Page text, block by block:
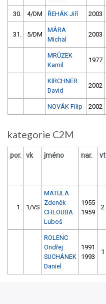
30. 4/DM ŘEHÁK Jiří 2003
31. 5/DM
MÁRA
Michal
2003
MRŮZEK
Kamil
1977
KIRCHNER
David
2002
NOVÁK Filip 2002
kategorie C2M
por. vk jméno nar. vt
1. 1/VS
MATULA
Zdeněk
CHLOUBA
Luboš
1955
1959
2
ROLENC
Ondřej
SUCHÁNEK
Daniel
1991
1993
1